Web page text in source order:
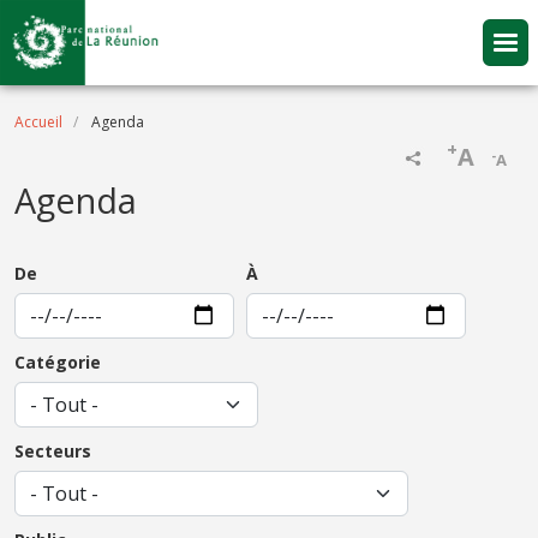
Aller au contenu principal
Fil d'Ariane
Accueil Agenda
-A
+A
Agenda
De À
Catégorie
Secteurs